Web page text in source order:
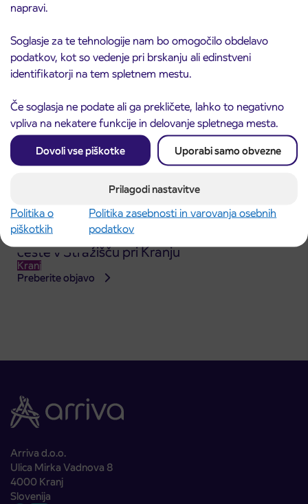
napravi.
Soglasje za te tehnologije nam bo omogočilo obdelavo
podatkov, kot so vedenje pri brskanju ali edinstveni
identifikatorji na tem spletnem mestu.
Če soglasja ne podate ali ga prekličete, lahko to negativno
vpliva na nekatere funkcije in delovanje spletnega mesta.
Dovoli vse piškotke Uporabi samo obvezne
Prilagodi nastavitve
Politika o
piškotkih
Politika zasebnosti in varovanja osebnih
podatkov
Kranj
Obvestilo o popolni zapori dela Škofjeloške
ceste v Stražišču pri Kranju
Kranj
Preberite objavo
Arriva d.o.o.
Ulica Mirka Vadnova 8
4000 Kranj
Slovenija